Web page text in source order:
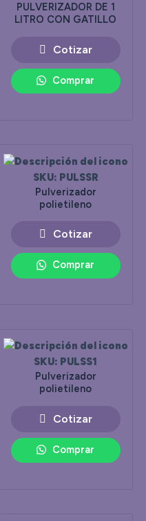
Comprar
PULVERIZADOR DE 1
LITRO CON GATILLO
Cotizar
Comprar
SKU: PULSSR
Pulverizador
polietileno
Cotizar
Comprar
SKU: PULSS1
Pulverizador
polietileno
Cotizar